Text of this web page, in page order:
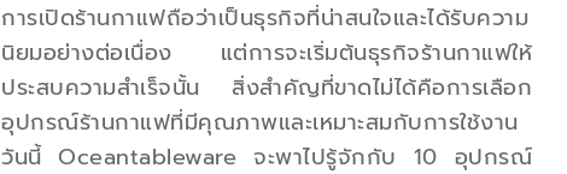
การเปิดร้านกาแฟถือว่าเป็นธุรกิจที่น่าสนใจและได้รับความ
นิยมอย่างต่อเนื่อง แต่การจะเริ่มต้นธุรกิจร้านกาแฟให้
ประสบความสำเร็จนั้น สิ่งสำคัญที่ขาดไม่ได้คือการเลือก
อุปกรณ์ร้านกาแฟที่มีคุณภาพและเหมาะสมกับการใช้งาน
วันนี้ Oceantableware จะพาไปรู้จักกับ 10 อุปกรณ์